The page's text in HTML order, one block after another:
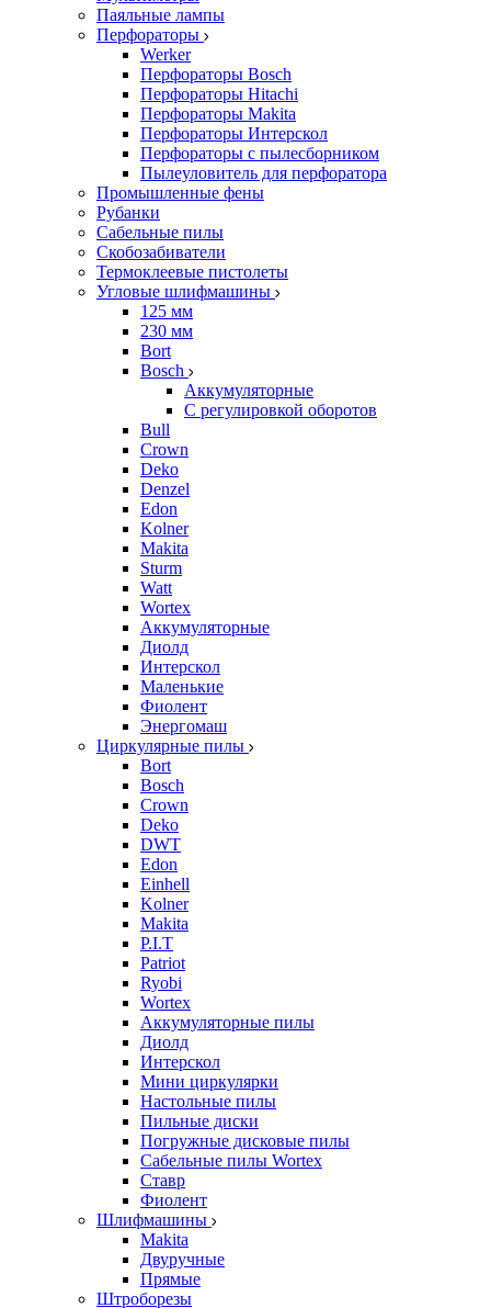
Паяльные лампы
Перфораторы
Werker
Перфораторы Bosch
Перфораторы Hitachi
Перфораторы Makita
Перфораторы Интерскол
Перфораторы с пылесборником
Пылеуловитель для перфоратора
Промышленные фены
Рубанки
Сабельные пилы
Скобозабиватели
Термоклеевые пистолеты
Угловые шлифмашины
125 мм
230 мм
Bort
Bosch
Аккумуляторные
С регулировкой оборотов
Bull
Crown
Deko
Denzel
Edon
Kolner
Makita
Sturm
Watt
Wortex
Аккумуляторные
Диолд
Интерскол
Маленькие
Фиолент
Энергомаш
Циркулярные пилы
Bort
Bosch
Crown
Deko
DWT
Edon
Einhell
Kolner
Makita
P.I.T
Patriot
Ryobi
Wortex
Аккумуляторные пилы
Диолд
Интерскол
Мини циркулярки
Настольные пилы
Пильные диски
Погружные дисковые пилы
Сабельные пилы Wortex
Ставр
Фиолент
Шлифмашины
Makita
Двуручные
Прямые
Штроборезы